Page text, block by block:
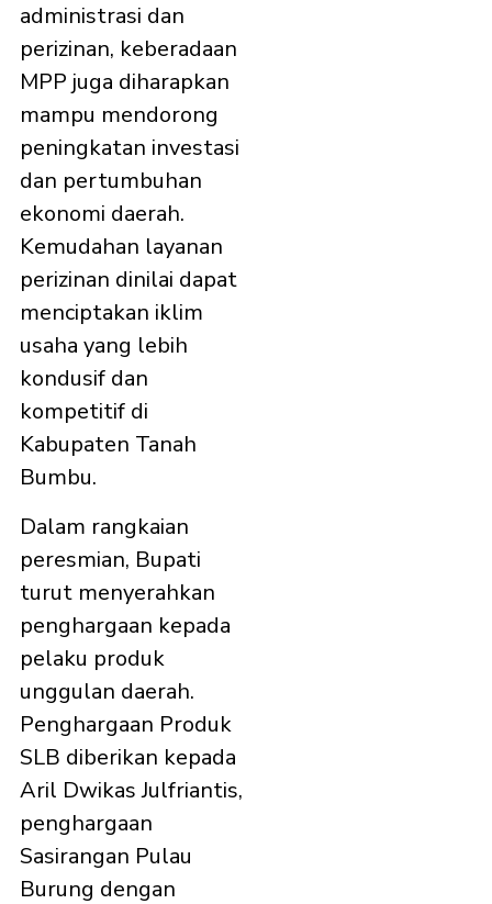
administrasi dan
perizinan, keberadaan
MPP juga diharapkan
mampu mendorong
peningkatan investasi
dan pertumbuhan
ekonomi daerah.
Kemudahan layanan
perizinan dinilai dapat
menciptakan iklim
usaha yang lebih
kondusif dan
kompetitif di
Kabupaten Tanah
Bumbu.
Dalam rangkaian
peresmian, Bupati
turut menyerahkan
penghargaan kepada
pelaku produk
unggulan daerah.
Penghargaan Produk
SLB diberikan kepada
Aril Dwikas Julfriantis,
penghargaan
Sasirangan Pulau
Burung dengan